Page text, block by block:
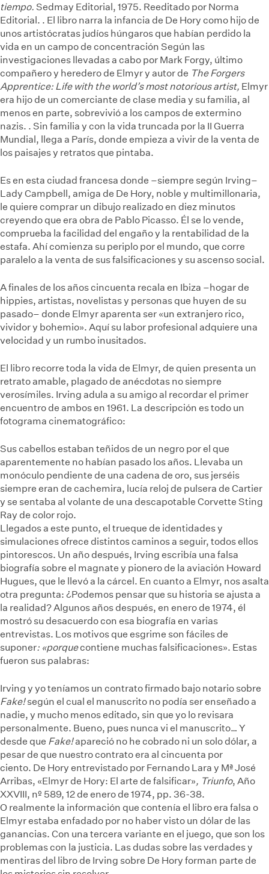
tiempo. Sedmay Editorial, 1975. Reeditado por Norma
Editorial. . El libro narra la infancia de De Hory como hijo de
unos artistócratas judíos húngaros que habían perdido la
vida en un campo de concentración Según las
investigaciones llevadas a cabo por Mark Forgy, último
compañero y heredero de Elmyr y autor de The Forgers
Apprentice: Life with the world’s most notorious artist, Elmyr
era hijo de un comerciante de clase media y su familia, al
menos en parte, sobrevivió a los campos de extermino
nazis. . Sin familia y con la vida truncada por la II Guerra
Mundial, llega a París, donde empieza a vivir de la venta de
los paisajes y retratos que pintaba.
Es en esta ciudad francesa donde –siempre según Irving–
Lady Campbell, amiga de De Hory, noble y multimillonaria,
le quiere comprar un dibujo realizado en diez minutos
creyendo que era obra de Pablo Picasso. Él se lo vende,
comprueba la facilidad del engaño y la rentabilidad de la
estafa. Ahí comienza su periplo por el mundo, que corre
paralelo a la venta de sus falsificaciones y su ascenso social.
A finales de los años cincuenta recala en Ibiza –hogar de
hippies, artistas, novelistas y personas que huyen de su
pasado– donde Elmyr aparenta ser «un extranjero rico,
vividor y bohemio». Aquí su labor profesional adquiere una
velocidad y un rumbo inusitados.
El libro recorre toda la vida de Elmyr, de quien presenta un
retrato amable, plagado de anécdotas no siempre
verosímiles. Irving adula a su amigo al recordar el primer
encuentro de ambos en 1961. La descripción es todo un
fotograma cinematográfico:
Sus cabellos estaban teñidos de un negro por el que
aparentemente no habían pasado los años. Llevaba un
monóculo pendiente de una cadena de oro, sus jerséis
siempre eran de cachemira, lucía reloj de pulsera de Cartier
y se sentaba al volante de una descapotable Corvette Sting
Ray de color rojo.
Llegados a este punto, el trueque de identidades y
simulaciones ofrece distintos caminos a seguir, todos ellos
pintorescos. Un año después, Irving escribía una falsa
biografía sobre el magnate y pionero de la aviación Howard
Hugues, que le llevó a la cárcel. En cuanto a Elmyr, nos asalta
otra pregunta: ¿Podemos pensar que su historia se ajusta a
la realidad? Algunos años después, en enero de 1974, él
mostró su desacuerdo con esa biografía en varias
entrevistas. Los motivos que esgrime son fáciles de
suponer: «porquecontiene muchas falsificaciones». Estas
fueron sus palabras:
Irving y yo teníamos un contrato firmado bajo notario sobre
Fake!según el cual el manuscrito no podía ser enseñado a
nadie, y mucho menos editado, sin que yo lo revisara
personalmente. Bueno, pues nunca vi el manuscrito… Y
desde que Fake!apareció no he cobrado ni un solo dólar, a
pesar de que nuestro contrato era al cincuenta por
ciento. De Hory entrevistado por Fernando Lara y Mª José
Arribas, «Elmyr de Hory: El arte de falsificar», Triunfo, Año
XXVIII, nº 589, 12 de enero de 1974, pp. 36-38.
O realmente la información que contenía el libro era falsa o
Elmyr estaba enfadado por no haber visto un dólar de las
ganancias. Con una tercera variante en el juego, que son los
problemas con la justicia. Las dudas sobre las verdades y
mentiras del libro de Irving sobre De Hory forman parte de